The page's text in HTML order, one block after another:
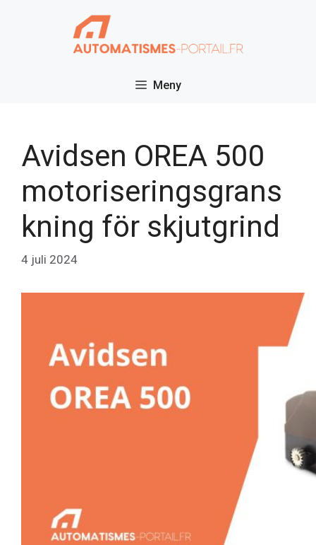
Meny
Avidsen OREA 500
motoriseringsgrans
kning för skjutgrind
4 juli 2024